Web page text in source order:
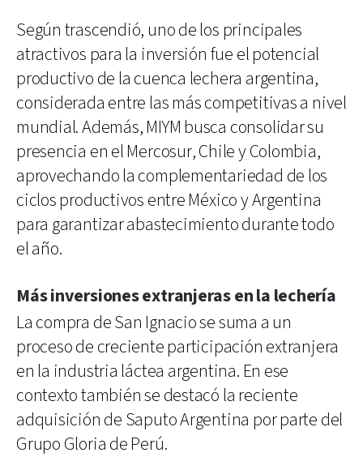
Según trascendió, uno de los principales
atractivos para la inversión fue el potencial
productivo de la cuenca lechera argentina,
considerada entre las más competitivas a nivel
mundial. Además, MIYM busca consolidar su
presencia en el Mercosur, Chile y Colombia,
aprovechando la complementariedad de los
ciclos productivos entre México y Argentina
para garantizar abastecimiento durante todo
el año.
Más inversiones extranjeras en la lechería
La compra de San Ignacio se suma a un
proceso de creciente participación extranjera
en la industria láctea argentina. En ese
contexto también se destacó la reciente
adquisición de Saputo Argentina por parte del
Grupo Gloria de Perú.